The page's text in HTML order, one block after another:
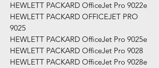
HEWLETT PACKARD OfficeJet Pro 9022e
HEWLETT PACKARD OFFICEJET PRO
9025
HEWLETT PACKARD OfficeJet Pro 9025e
HEWLETT PACKARD OfficeJet Pro 9028
HEWLETT PACKARD OfficeJet Pro 9028e